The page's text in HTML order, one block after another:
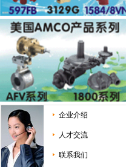
企业介绍
人才交流
联系我们